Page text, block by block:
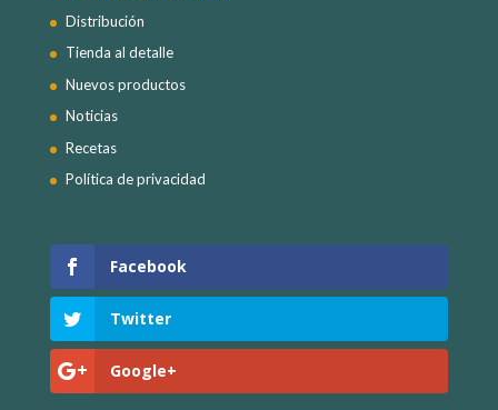
Distribución
Tienda al detalle
Nuevos productos
Noticias
Recetas
Política de privacidad
Facebook
Twitter
Google+